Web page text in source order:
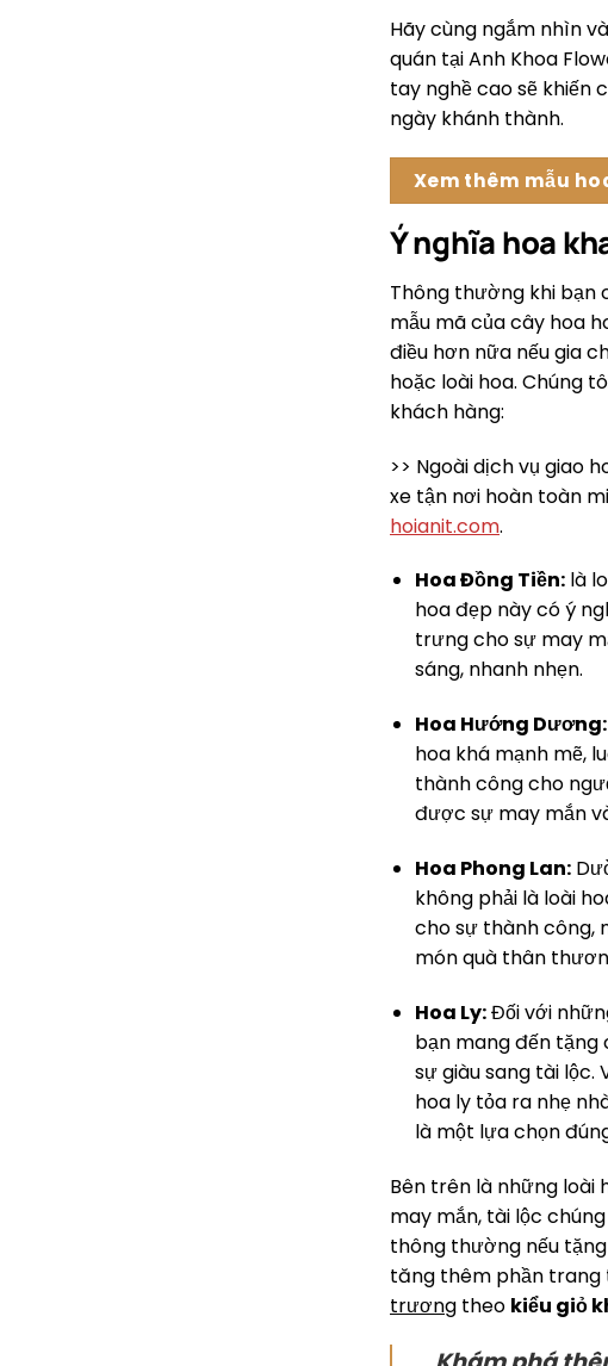
Hãy cùng ngắm nhìn
quán tại Anh Khoa
tay nghề cao sẽ khiến
ngày khánh thành.
Xem thêm mẫu
Ý nghĩa hoa
Thông thường khi bạn
mẫu mã của cây hoa
điều hơn nữa nếu gia
hoặc loài hoa. Chúng
khách hàng:
>> Ngoài dịch vụ giao
xe tận nơi hoàn toàn
hoianit.com.
Hoa Đồng Tiền:là
hoa đẹp này có ý
trưng cho sự may
sáng, nhanh nhẹn.
Hoa Hướng Dương:
hoa khá mạnh mẽ,
thành công cho
được sự may mắn
Hoa Phong Lan:
không phải là loài
cho sự thành công,
món quà thân
Hoa Ly:Đối với
bạn mang đến tặng
sự giàu sang tài lộc.
hoa ly tỏa ra nhẹ
là một lựa chọn
Bên trên là những loài
may mắn, tài lộc
thông thường nếu
tăng thêm phần trang
trương theo kiểu giỏ